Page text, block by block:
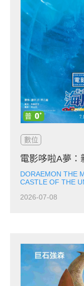
數位
電影哆啦A夢：
DORAEMON THE
CASTLE OF THE
2026-07-08